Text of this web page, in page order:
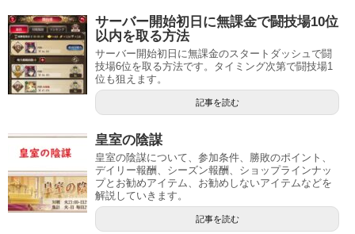
サーバー開始初日に無課金で闘技場10位
以内を取る方法
サーバー開始初日に無課金のスタートダッシュで闘
技場6位を取る方法です。タイミング次第で闘技場1
位も狙えます。
記事を読む
皇室の陰謀
皇室の陰謀について、参加条件、勝敗のポイント、
デイリー報酬、シーズン報酬、ショップラインナッ
プとお勧めアイテム、お勧めしないアイテムなどを
解説していきます。
記事を読む